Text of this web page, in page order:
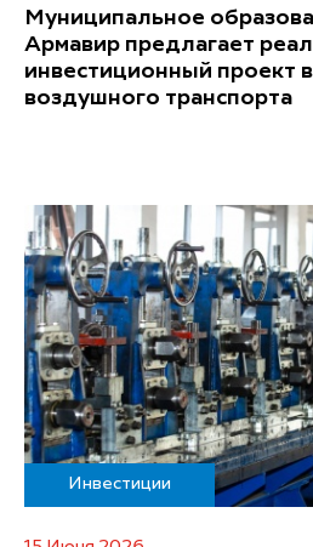
Муниципальное
Армавир предлагает
инвестиционный проект
воздушного транспорта
Инвестиции